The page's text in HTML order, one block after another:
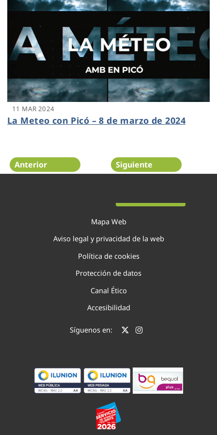
11 MAR 2024
La Meteo con Picó – 8 de marzo de 2024
Anterior Siguiente
Mapa Web
Aviso legal y privacidad de la web
Política de cookies
Protección de datos
Canal Ético
Accesibilidad
Síguenos en: